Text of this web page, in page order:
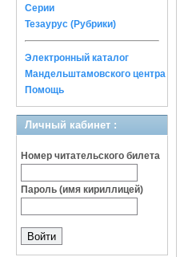
Серии
Тезаурус (Рубрики)
Электронный каталог
Мандельштамовского центра
Помощь
Личный кабинет :
Номер читательского билета
Пароль (имя кириллицей)